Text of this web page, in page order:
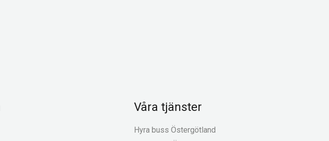
Våra tjänster
Hyra buss Östergötland